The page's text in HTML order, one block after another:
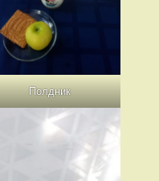
Полдник